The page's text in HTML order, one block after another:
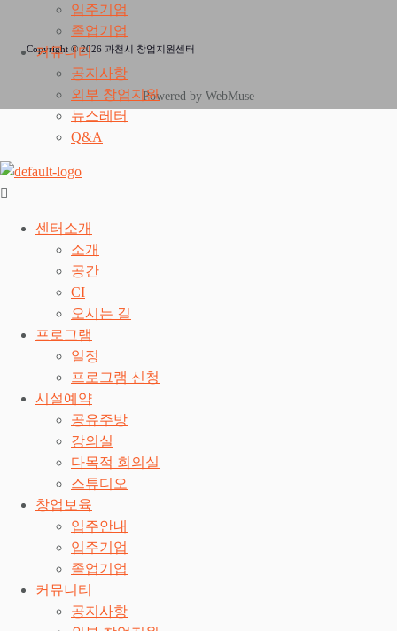
입주기업
졸업기업
커뮤니티
공지사항
외부 창업지원
뉴스레터
Q&A
센터소개
소개
공간
CI
오시는 길
프로그램
일정
프로그램 신청
시설예약
공유주방
강의실
다목적 회의실
스튜디오
창업보육
입주안내
입주기업
졸업기업
커뮤니티
공지사항
Copyright © 2026 과천시 창업지원센터
Powered by WebMuse